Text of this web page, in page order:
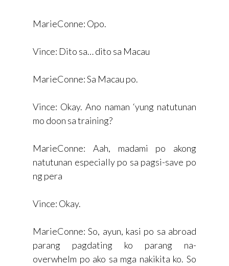
MarieConne: Opo.
Vince: Dito sa… dito sa Macau
MarieConne: Sa Macau po.
Vince: Okay. Ano naman ‘yung natutunan
mo doon sa training?
MarieConne: Aah, madami po akong
natutunan especially po sa pagsi-save po
ng pera
Vince: Okay.
MarieConne: So, ayun, kasi po sa abroad
parang pagdating ko parang na-
overwhelm po ako sa mga nakikita ko. So